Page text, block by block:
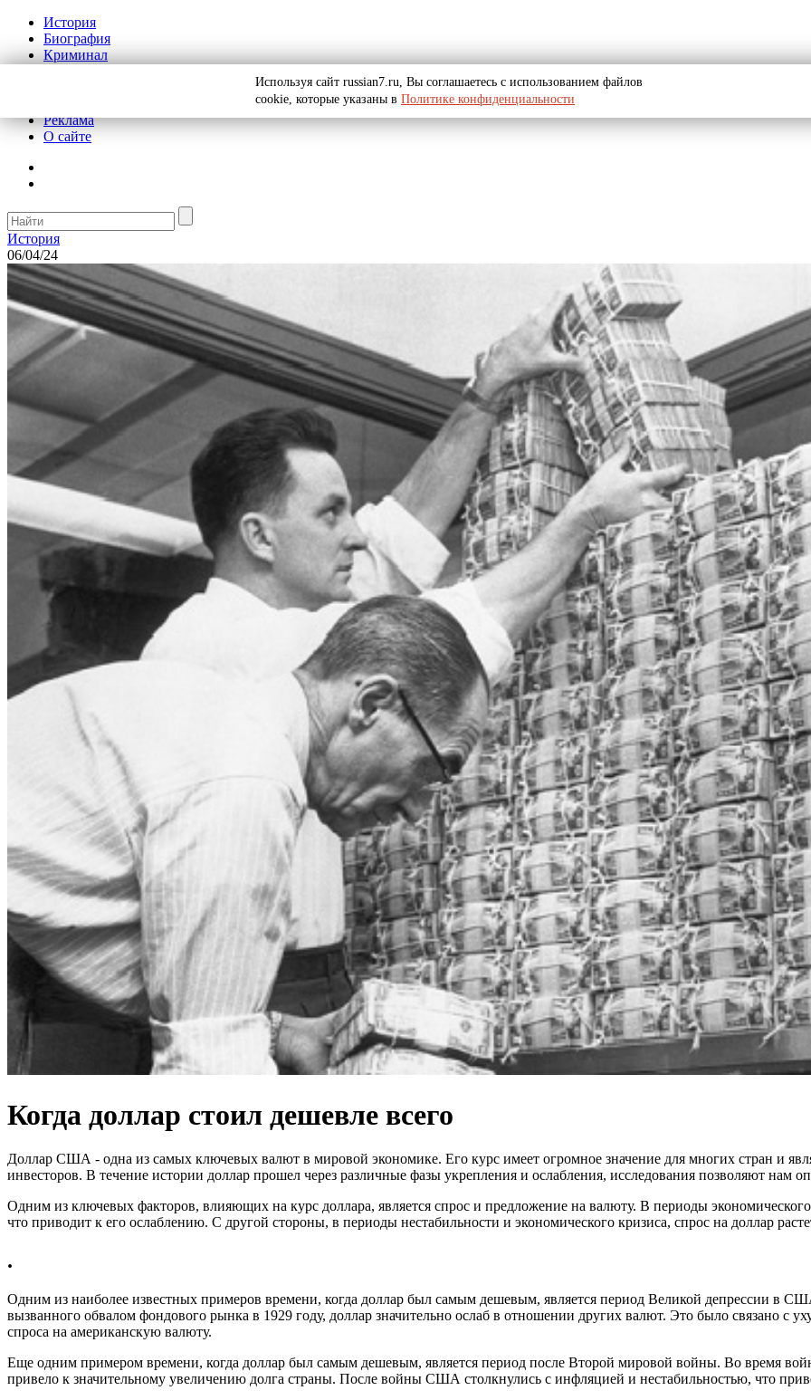
История
Биография
Криминал
Реклама
О сайте
История
06/04/24
Когда доллар стоил дешевле всего
Доллар США - одна из самых ключевых валют в мировой экономике. Его курс имеет огромное значение для многих стран и
инвесторов. В течение истории доллар прошел через различные фазы укрепления и ослабления, исследования позволяют нам
Одним из ключевых факторов, влияющих на курс доллара, является спрос и предложение на валюту. В периоды
что приводит к его ослаблению. С другой стороны, в периоды нестабильности и экономического кризиса, спрос на доллар
.
Одним из наиболее известных примеров времени, когда доллар был самым дешевым, является период Великой депрессии в
вызванного обвалом фондового рынка в 1929 году, доллар значительно ослаб в отношении других валют. Это было связано
спроса на американскую валюту.
Еще одним примером времени, когда доллар был самым дешевым, является период после Второй мировой войны. Во время
привело к значительному увеличению долга страны. После войны США столкнулись с инфляцией и нестабильностью, что
Используя сайт russian7.ru, Вы соглашаетесь с использованием файлов
cookie, которые указаны в Политике конфиденциальности